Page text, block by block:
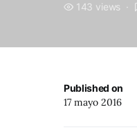
143 views
Published on
17 mayo 2016